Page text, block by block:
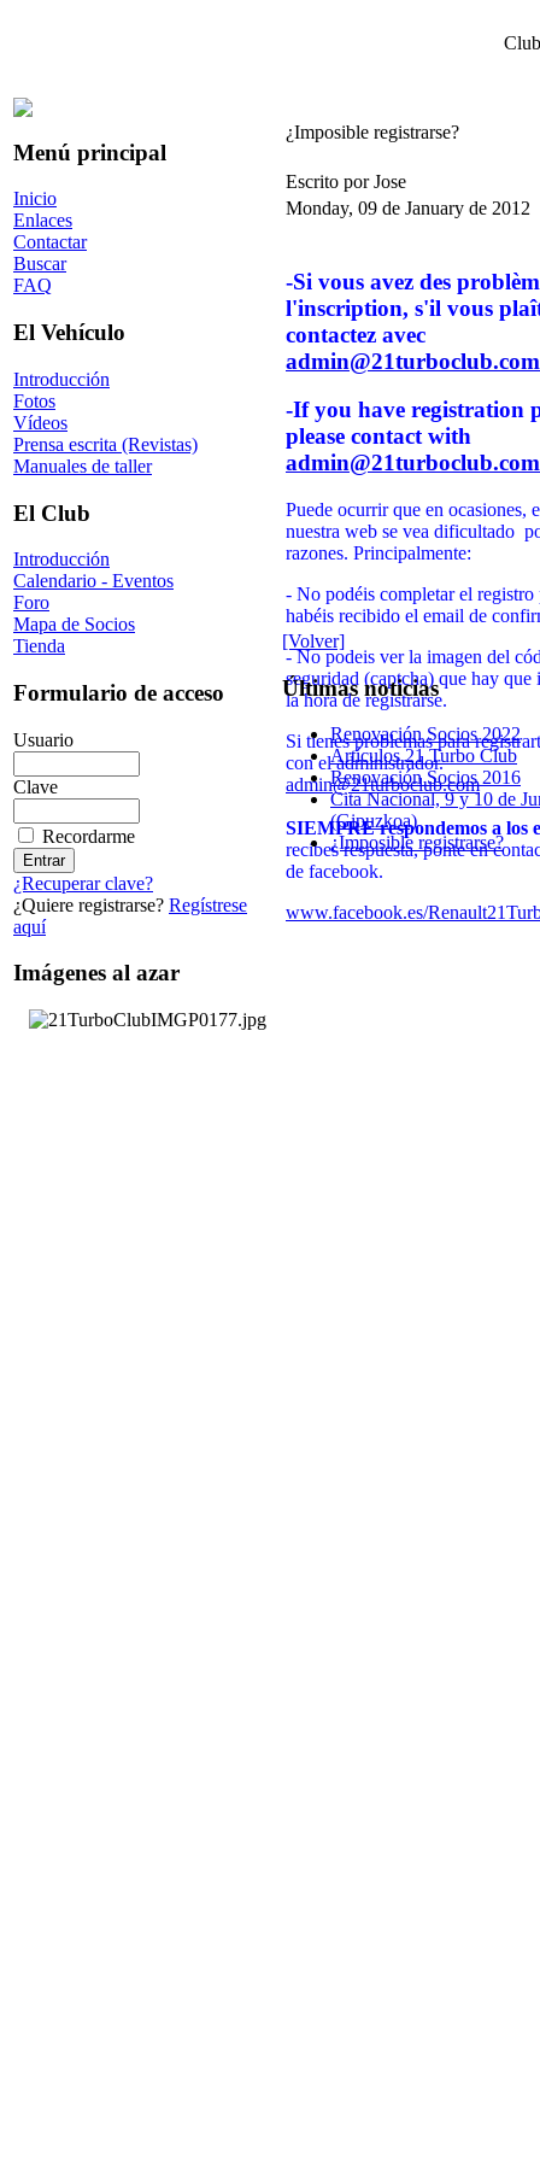
Menú principal
Inicio
Enlaces
Contactar
Buscar
FAQ
El Vehículo
Introducción
Fotos
Vídeos
Prensa escrita (Revistas)
Manuales de taller
El Club
Introducción
Calendario - Eventos
Foro
Mapa de Socios
Tienda
Formulario de acceso
Usuario
Clave
Recordarme
¿Recuperar clave?
¿Quiere registrarse? Regístrese
aquí
Imágenes al azar
¿Imposible registrarse?
Escrito por Jose
Monday, 09 de January de 2012
-Si vous avez des
l'inscription, s'il vous
contactez avec
admin@21turboclub.com
-If you have registration
please contact with
admin@21turboclub.com
Puede ocurrir que en ocasiones,
nuestra web se vea dificultado
razones. Principalmente:
- No podéis completar el registro
habéis recibido el email de
- No podeis ver la imagen del
seguridad (captcha) que hay que
la hora de registrarse.
Si tienes problemas para
con el administrador.
admin@21turboclub.com
SIEMPRE respondemos a los
recibes respuesta, ponte en
de facebook.
www.facebook.es/
[Volver]
Últimas noticias
Renovación Socios 2022
Artículos 21 Turbo Club
Renovación Socios 2016
Cita Nacional, 9 y 10 de
(Gipuzkoa)
¿Imposible registrarse?